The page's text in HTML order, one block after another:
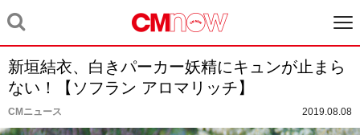
新垣結衣、白きパーカー妖精にキュンが止まら
ない！【ソフラン アロマリッチ】
CMニュース 2019.08.08